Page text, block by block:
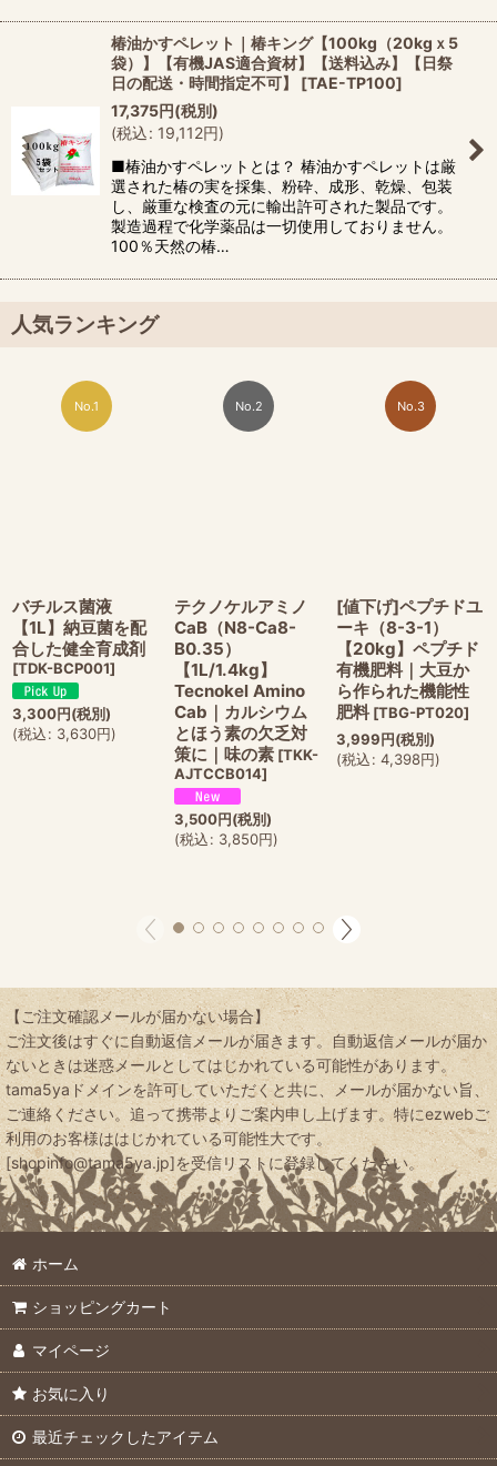
椿油かすペレット｜椿キング【100kg（20kgｘ5
袋）】【有機JAS適合資材】【送料込み】【日祭
日の配送・時間指定不可】
[TAE-TP100]
17,375円(税別)
(税込: 19,112円)
■椿油かすペレットとは？ 椿油かすペレットは厳
選された椿の実を採集、粉砕、成形、乾燥、包装
し、厳重な検査の元に輸出許可された製品です。
製造過程で化学薬品は一切使用しておりません。
100％天然の椿…
人気ランキング
No.1
バチルス菌液
【1L】納豆菌を配
合した健全育成剤
[TDK-BCP001]
3,300円(税別)
(税込: 3,630円)
No.2
テクノケルアミノ
CaB（N8-Ca8-
B0.35）
【1L/1.4kg】
Tecnokel Amino
Cab｜カルシウム
とほう素の欠乏対
策に｜味の素 [TKK-
AJTCCB014]
3,500円(税別)
(税込: 3,850円)
No.3
[値下げ]ペプチドユ
ーキ（8-3-1）
【20kg】ペプチド
有機肥料｜大豆か
ら作られた機能性
肥料 [TBG-PT020]
3,999円(税別)
(税込: 4,398円)
【ご注文確認メールが届かない場合】
ご注文後はすぐに自動返信メールが届きます。自動返信メールが届か
ないときは迷惑メールとしてはじかれている可能性があります。
tama5yaドメインを許可していただくと共に、メールが届かない旨、
ご連絡ください。追って携帯よりご案内申し上げます。特にezwebご
利用のお客様ははじかれている可能性大です。
[shopinfo@tama5ya.jp]を受信リストに登録してください。
ホーム
ショッピングカート
マイページ
お気に入り
最近チェックしたアイテム